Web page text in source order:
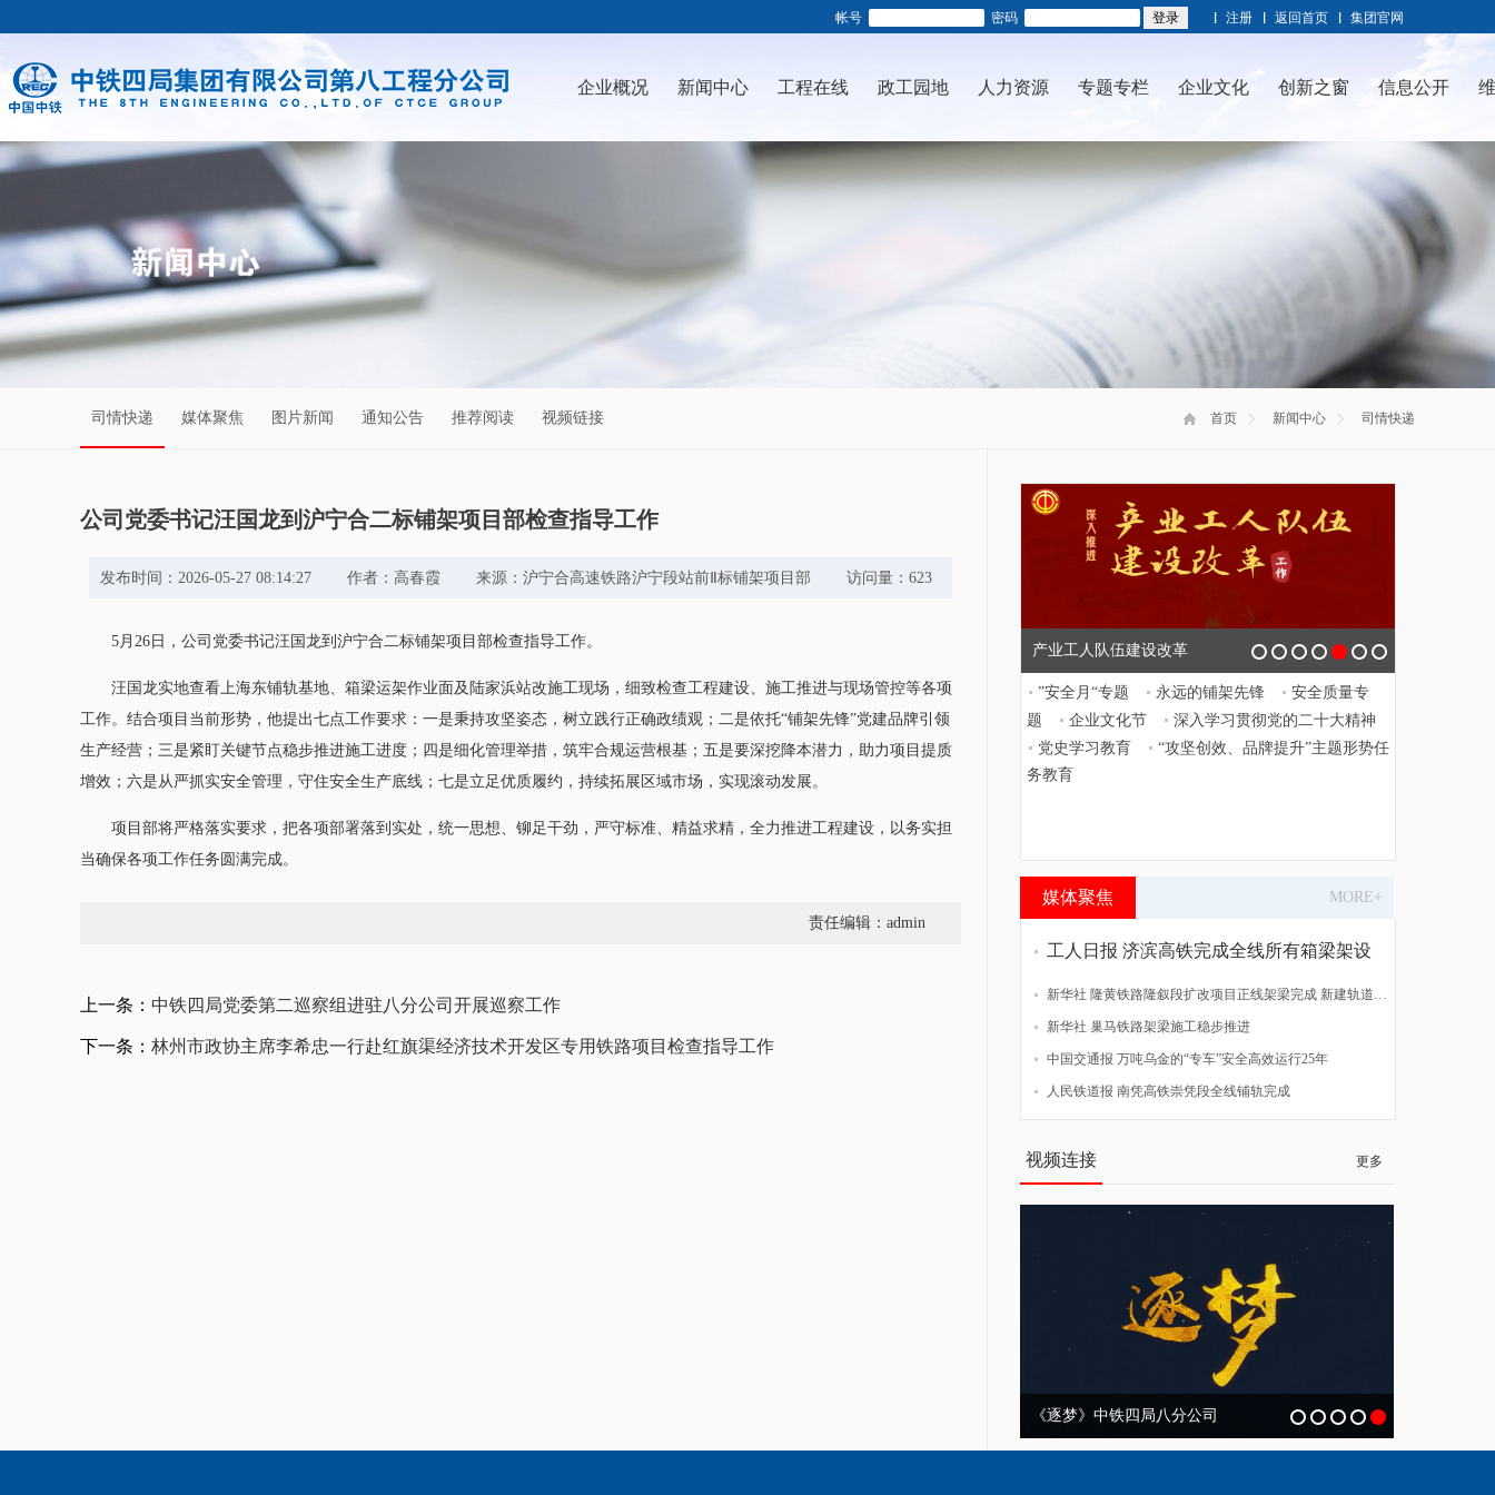
帐号 密码 注册 返回首页 集团官网
企业概况 新闻中心 工程在线 政工园地 人力资源 专题专栏 企业文化 创新之窗 信息公开
首页 新闻中心 司情快递
司情快递 媒体聚焦 图片新闻 通知公告 推荐阅读 视频链接
公司党委书记汪国龙到沪宁合二标铺架项目部检查指导工作
发布时间：2026-05-27 08:14:27 作者：高春霞 来源：沪宁合高速铁路沪宁段站前Ⅱ标铺架项目部 访问量：623
5月26日，公司党委书记汪国龙到沪宁合二标铺架项目部检查指导工作。
汪国龙实地查看上海东铺轨基地、箱梁运架作业面及陆家浜站改施工现场，细致检查工程建设、施工推进与现场管控等各项
工作。结合项目当前形势，他提出七点工作要求：一是秉持攻坚姿态，树立践行正确政绩观；二是依托“铺架先锋”党建品牌引领
生产经营；三是紧盯关键节点稳步推进施工进度；四是细化管理举措，筑牢合规运营根基；五是要深挖降本潜力，助力项目提质
增效；六是从严抓实安全管理，守住安全生产底线；七是立足优质履约，持续拓展区域市场，实现滚动发展。
项目部将严格落实要求，把各项部署落到实处，统一思想、铆足干劲，严守标准、精益求精，全力推进工程建设，以务实担
当确保各项工作任务圆满完成。
责任编辑：admin
上一条： 中铁四局党委第二巡察组进驻八分公司开展巡察工作
下一条： 林州市政协主席李希忠一行赴红旗渠经济技术开发区专用铁路项目检查指导工作
产业工人队伍建设改革
”安全月“专题 永远的铺架先锋
安全质量专
题
企业文化节
深入学习贯彻党的二十大精神
党史学习教育
“攻坚创效、品牌提升”主题形势任
务教育
MORE+
媒体聚焦
工人日报 济滨高铁完成全线所有箱梁架设
新华社 隆黄铁路隆叙段扩改项目正线架梁完成 新建轨道贯通
新华社 巢马铁路架梁施工稳步推进
中国交通报 万吨乌金的“专车”安全高效运行25年
人民铁道报 南凭高铁崇凭段全线铺轨完成
更多
视频连接
《逐梦》中铁四局八分公司